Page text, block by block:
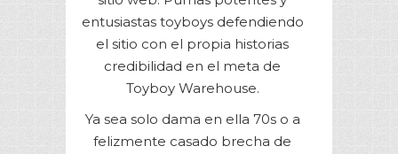
entusiastas toyboys defendiendo
el sitio con el propia historias
credibilidad en el meta de
Toyboy Warehouse.
Ya sea solo dama en ella 70s o a
felizmente casado brecha de